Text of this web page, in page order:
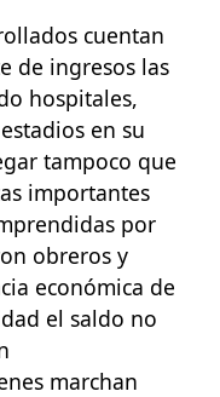
cuentan
de ingresos las
hospitales,
en su
tampoco que
importantes
por
obreros y
económica de
el saldo no
marchan